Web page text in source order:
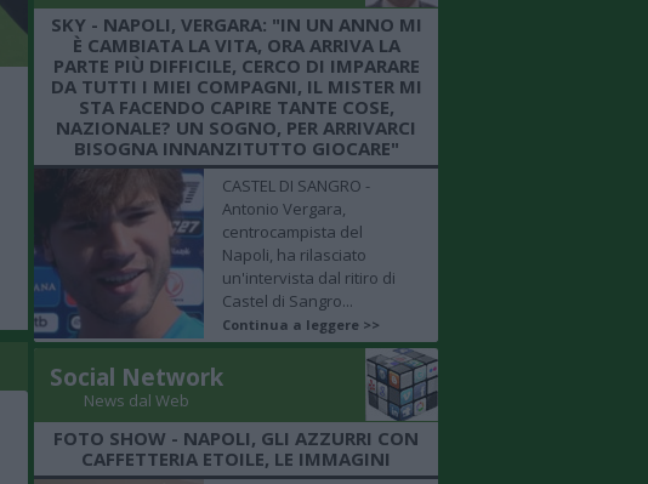
SKY - NAPOLI, VERGARA: "IN UN ANNO MI
È CAMBIATA LA VITA, ORA ARRIVA LA
PARTE PIÙ DIFFICILE, CERCO DI IMPARARE
DA TUTTI I MIEI COMPAGNI, IL MISTER MI
STA FACENDO CAPIRE TANTE COSE,
NAZIONALE? UN SOGNO, PER ARRIVARCI
BISOGNA INNANZITUTTO GIOCARE"
CASTEL DI SANGRO -
Antonio Vergara,
centrocampista del
Napoli, ha rilasciato
un'intervista dal ritiro di
Castel di Sangro...
Continua a leggere >>
Social Network
News dal Web
FOTO SHOW - NAPOLI, GLI AZZURRI CON
CAFFETTERIA ETOILE, LE IMMAGINI